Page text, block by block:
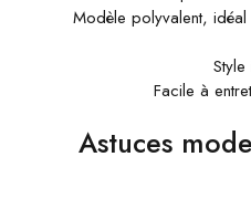
Modèle polyvalent,
Facile à
Astuces